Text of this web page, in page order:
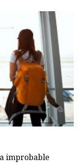
improbable